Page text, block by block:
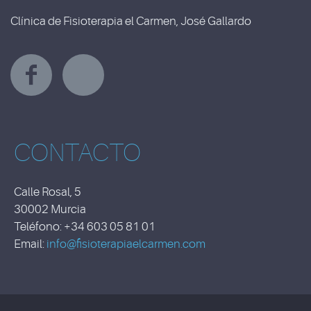
Clínica de Fisioterapia el Carmen, José Gallardo
CONTACTO
Calle Rosal, 5
30002 Murcia
Teléfono: +34 603 05 81 01
Email: info@fisioterapiaelcarmen.com